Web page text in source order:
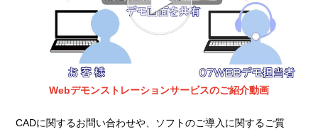
Webデモンストレーションサービスのご紹介動画
CADに関するお問い合わせや、ソフトのご導入に関するご質